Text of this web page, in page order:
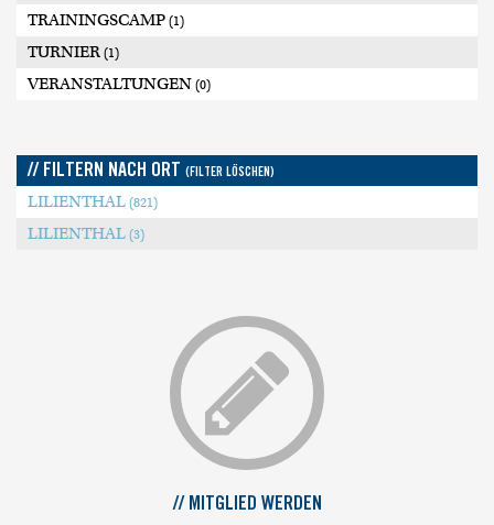
TRAININGSCAMP (1)
TURNIER (1)
VERANSTALTUNGEN (0)
// FILTERN NACH ORT (FILTER LÖSCHEN)
LILIENTHAL (821)
LILIENTHAL (3)
// MITGLIED WERDEN